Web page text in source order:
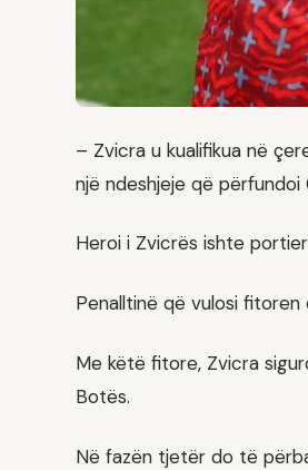
– Zvicra u kualifikua në
një ndeshjeje që
Heroi i Zvicrës ishte
Penalltinë që vulosi fitoren
Me këtë fitore, Zvicra
Botës.
Në fazën tjetër do të